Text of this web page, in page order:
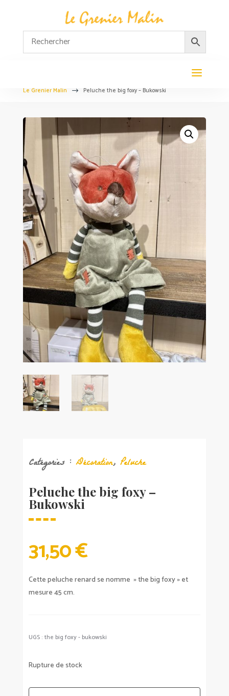
Le Grenier Malin $ Peluche the big foxy – Bukowski
Catégories : Décoration, Peluche
Peluche the big foxy –
Bukowski
31,50€
Cette peluche renard se nomme » the big foxy » et
mesure 45 cm.
UGS : the big foxy - bukowski
Rupture de stock